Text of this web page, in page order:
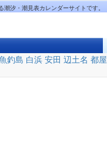
汐・潮見表カレンダーサイトです。
釣島 白浜 安田 辺土名 都屋